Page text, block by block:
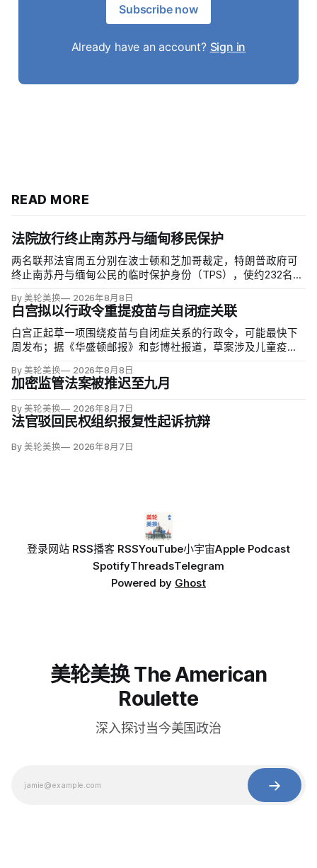
Subscribe now
Already have an account? Sign in
READ MORE
法院放行终止南苏丹与缅甸移民保护
两名联邦法官周五分别在波士顿和芝加哥裁定，特朗普政府可
终止南苏丹与缅甸公民的临时保护身份（TPS），使约232名南
障。两国分别因长期武装冲突及2021年军事政变后动荡而获指
定；国土安全部去年11月决定取消保护。
By 美轮美换 2026年8月8日
白宫拟以行政令重提疫苗与自闭症关联
白宫正起草一项围绕疫苗与自闭症关系的行政令，可能最快下
周发布；据《华盛顿邮报》和彭博社报道，草案涉及儿童疫苗
项覆盖全球数百万儿童的高质量研究均未发现儿童疫苗导致自
闭症，相关说法源自一项后来撤稿的欺诈性研究，作者也被吊
销执照。
By 美轮美换 2026年8月8日
加密监管法案被推迟至九月
By 美轮美换 2026年8月7日
法官驳回民权组织报复性起诉抗辩
By 美轮美换 2026年8月7日
登录网站 RSS播客 RSSYouTube小宇宙Apple Podcast
SpotifyThreadsTelegram
Powered by Ghost
美轮美换 The American
Roulette
深入探讨当今美国政治